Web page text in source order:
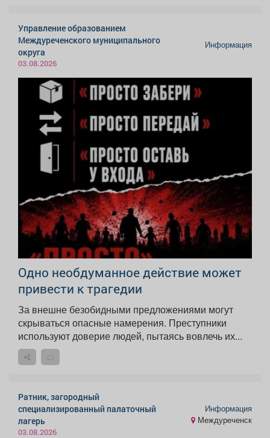
Управление образованием
Междуреченского муниципального
округа
03.08.2026
Информация
Одно необдуманное действие может
привести к трагедии
За внешне безобидными предложениями могут
скрываться опасные намерения. Преступники
используют доверие людей, пытаясь вовлечь их...
Ратник, загородный
специализированный палаточный
лагерь
03.08.2026
Информация
Междуреченск